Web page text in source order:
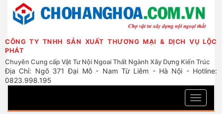
CÔNG TY TNHH SẢN XUẤT THƯƠNG MẠI & DỊCH VỤ LỘC
PHÁT
Chuyên Cung cấp Vật Tư Nội Ngoai Thất Ngành Xây Dựng Kiến Trúc
Địa Chỉ: Ngõ 371 Đại Mỗ - Nam Từ Liêm - Hà Nội - Hotline:
0823.998.195
Toggle